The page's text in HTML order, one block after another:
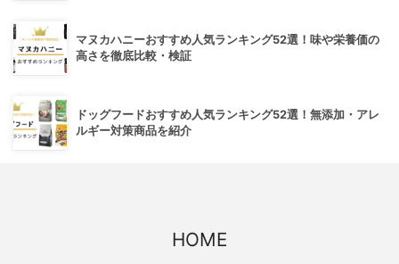
マヌカハニーおすすめ人気ランキング52選！味や栄養価の
高さを徹底比較・検証
ドッグフードおすすめ人気ランキング52選！無添加・アレ
ルギー対策商品を紹介
HOME